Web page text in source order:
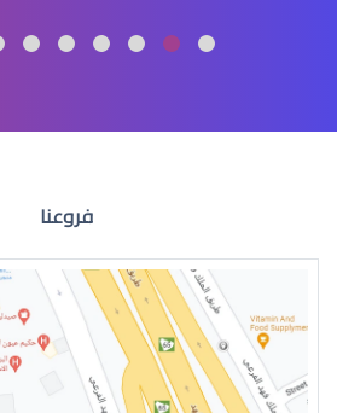
انحراف الشبكية في العين
فروعنا